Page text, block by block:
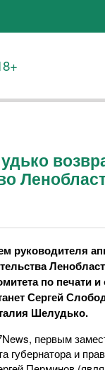
руководителя
по печати и
Сергей
Шелудько.
первым
губернатора и